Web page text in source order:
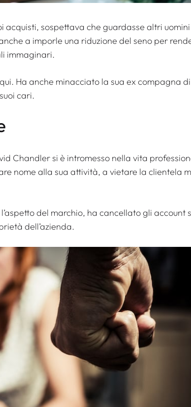
acquisti, sospettava che guardasse altri
a imporle una riduzione del seno per
immaginari.
Ha anche minacciato la sua ex compagna
cari.
Chandler si è intromesso nella vita
nome alla sua attività, a vietare la clientela
del marchio, ha cancellato gli account
dell’azienda.